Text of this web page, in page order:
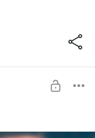
когда